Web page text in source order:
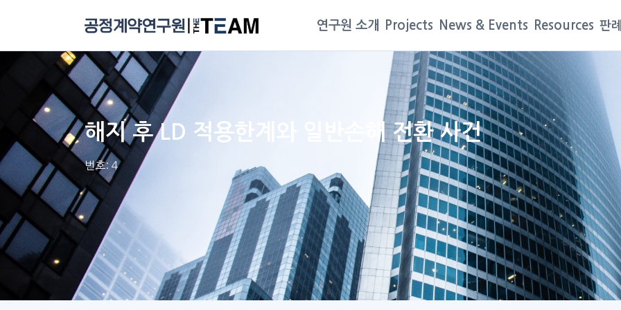
연구원 소개 Projects News & Events Resources 판
해지 후 LD 적용한계와 일반손해 전환 사건
번호: 4